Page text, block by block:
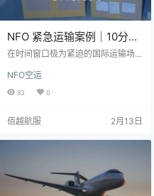
NFO 紧急运输案例｜10分钟
极速报价，精准抵达布达佩
在时间窗口极为紧迫的国际运输场
定交付结果。佰越航服近期成功完
成一票 中国至布达佩斯 NFO（Next
Flight Out）紧急空运任务，从询价
物按时抵达。 在 2 月 4 日 17:04 收
客户争取宝贵决策时间。 关键执行
节点 2 月 4 日…
NFO空运
83 0
佰越航服 2月13日